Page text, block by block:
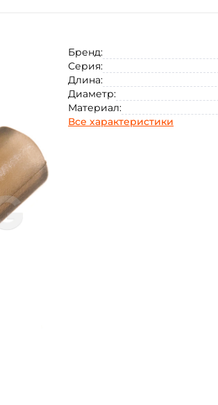
Бренд:
Серия:
Длина:
Диаметр:
Материал:
Все характеристики